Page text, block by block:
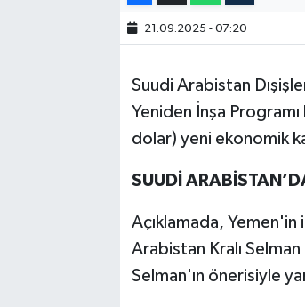
21.09.2025 - 07:20
Suudi Arabistan
Yeniden İnşa
dolar) yeni ekonomik
SUUDİ
Açıklamada,
Arabistan Kralı
Selman'ın önerisiyle